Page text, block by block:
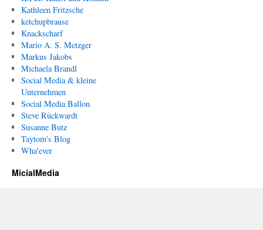
Kathleen Fritzsche
ketchupbrause
Knackscharf
Mario A. S. Metzger
Markus Jakobs
Michaela Brandl
Social Media & kleine
Unternehmen
Social Media Ballon
Steve Rückwardt
Susanne Butz
Taytom's Blog
Wha'ever
MicialMedia